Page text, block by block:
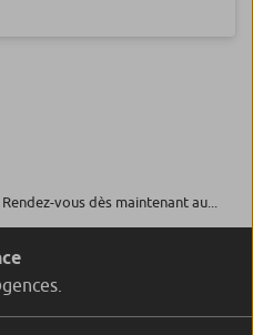
Rendez-vous dès maintenant au...